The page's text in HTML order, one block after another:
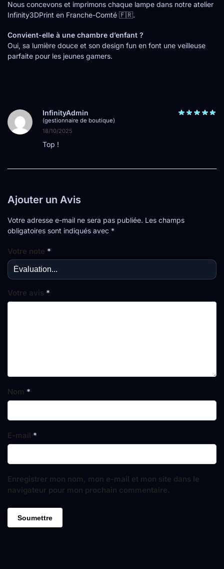
Nous concevons et imprimons chaque lampe dans notre atelier
Infinity3DPrint en Franche-Comté 🇫🇷.
Convient-elle à une chambre d’enfant ?
Oui, sa lumière douce et son design fun en font une veilleuse
parfaite pour les jeunes gamers.
InfinityAdmin
(gestionnaire de boutique)
18/10/2025
Top !
Ajouter un Avis
Votre adresse e-mail ne sera pas publiée. Les champs
obligatoires sont indiqués avec *
Votre note *
Votre avis *
Nom *
E-mail *
Enregistrer mon nom, mon e-mail et mon site dans le
navigateur pour mon prochain commentaire.